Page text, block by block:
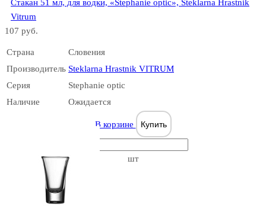
Стакан 51 мл, для водки, «Stephanie optic», Steklarna Hrastnik
Vitrum
107 руб.
Страна
Словения
Производитель Steklarna Hrastnik VITRUM
Серия
Stephanie optic
Наличие
Ожидается
В корзине Купить
шт